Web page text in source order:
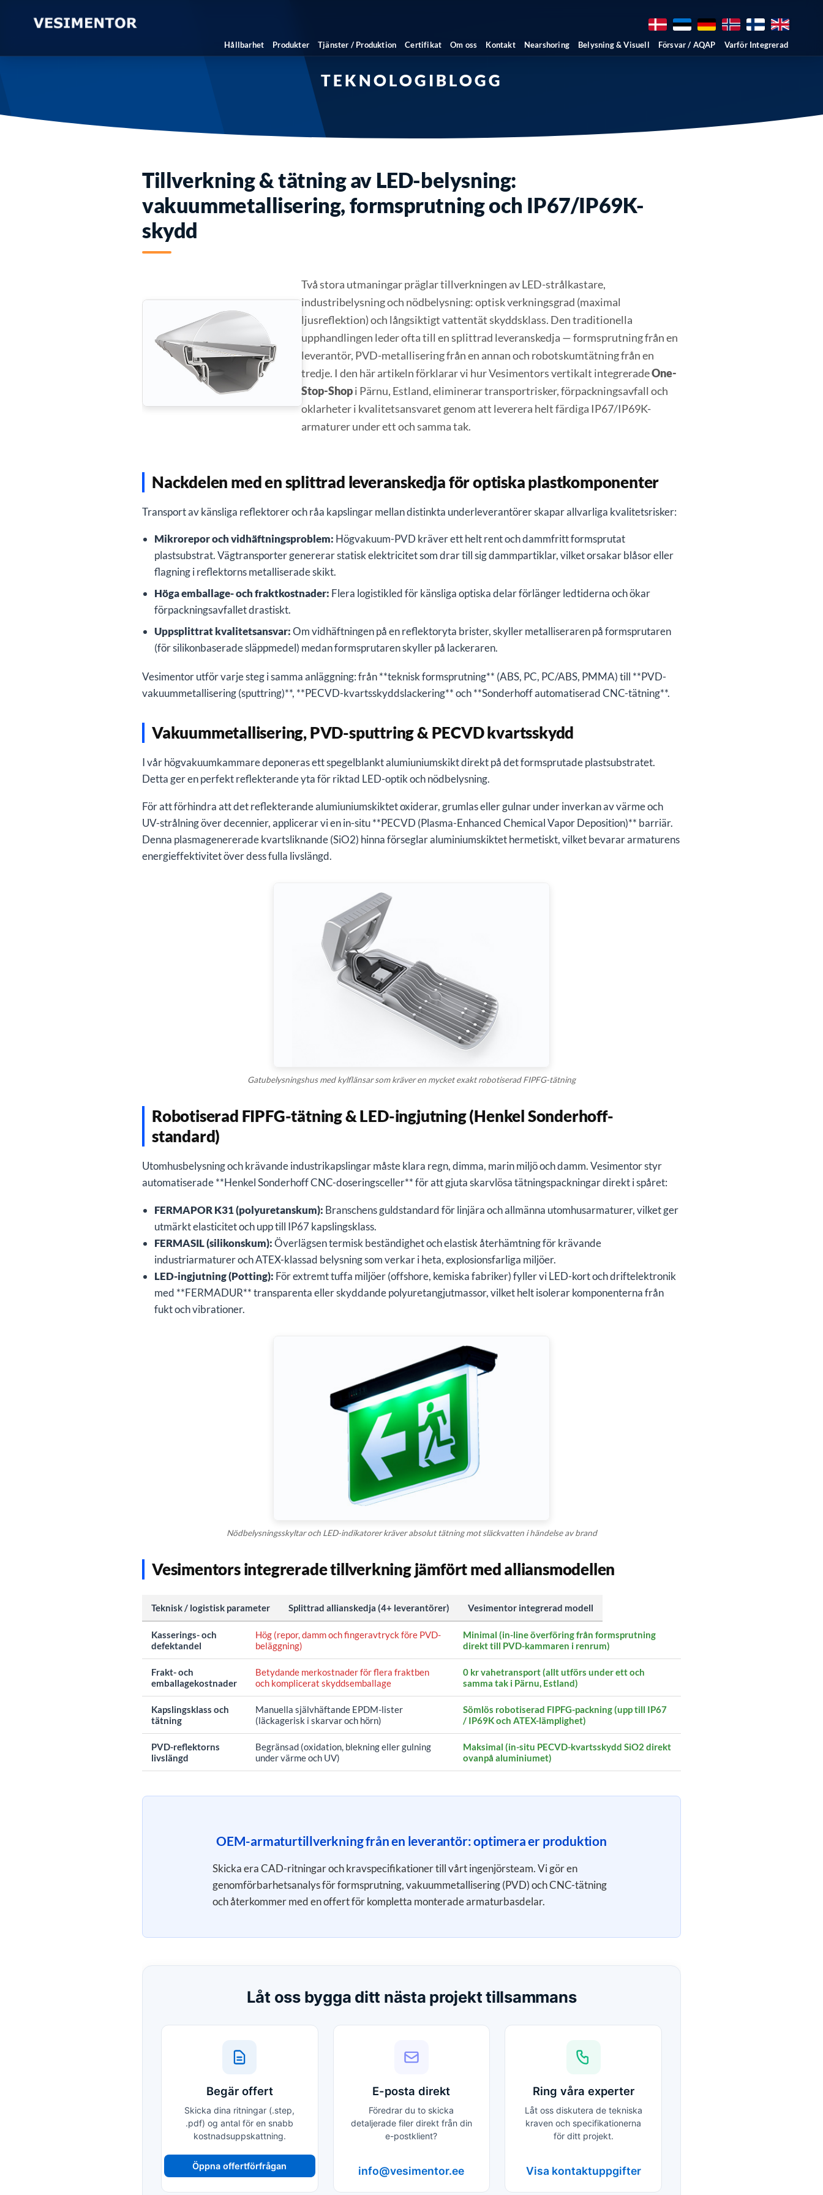
Hållbarhet Produkter Tjänster / Produktion Certifikat Om oss Kontakt Nearshoring Belysning & Visuell Försvar / AQAP Varför Integrerad
TEKNOLOGIBLOGG
Tillverkning & tätning av LED-belysning:
vakuummetallisering, formsprutning och IP67/IP69K-
skydd
Två stora utmaningar präglar tillverkningen av LED-strålkastare,
industribelysning och nödbelysning: optisk verkningsgrad (maximal
ljusreflektion) och långsiktigt vattentät skyddsklass. Den traditionella
upphandlingen leder ofta till en splittrad leveranskedja — formsprutning från en
leverantör, PVD-metallisering från en annan och robotskumtätning från en
tredje. I den här artikeln förklarar vi hur Vesimentors vertikalt integreradeOne-
Stop-Shopi Pärnu, Estland, eliminerar transportrisker, förpackningsavfall och
oklarheter i kvalitetsansvaret genom att leverera helt färdiga IP67/IP69K-
armaturer under ett och samma tak.
Nackdelen med en splittrad leveranskedja för optiska plastkomponenter
Transport av känsliga reflektorer och råa kapslingar mellan distinkta underleverantörer skapar allvarliga kvalitetsrisker:
Mikrorepor och vidhäftningsproblem: Högvakuum-PVD kräver ett helt rent och dammfritt formsprutat
plastsubstrat. Vägtransporter genererar statisk elektricitet som drar till sig dammpartiklar, vilket orsakar blåsor eller
flagning i reflektorns metalliserade skikt.
Höga emballage- och fraktkostnader: Flera logistikled för känsliga optiska delar förlänger ledtiderna och ökar
förpackningsavfallet drastiskt.
Uppsplittrat kvalitetsansvar:Om vidhäftningen på en reflektoryta brister, skyller metalliseraren på formsprutaren
(för silikonbaserade släppmedel) medan formsprutaren skyller på lackeraren.
Vesimentor utför varje steg i samma anläggning: från **teknisk formsprutning** (ABS, PC, PC/ABS, PMMA) till **PVD-
vakuummetallisering (sputtring)**, **PECVD-kvartsskyddslackering** och **Sonderhoff automatiserad CNC-tätning**.
Vakuummetallisering, PVD-sputtring & PECVD kvartsskydd
I vår högvakuumkammare deponeras ett spegelblankt alumiuniumskikt direkt på det formsprutade plastsubstratet.
Detta ger en perfekt reflekterande yta för riktad LED-optik och nödbelysning.
För att förhindra att det reflekterande alumiuniumskiktet oxiderar, grumlas eller gulnar under inverkan av värme och
UV-strålning över decennier, applicerar vi en in-situ **PECVD (Plasma-Enhanced Chemical Vapor Deposition)** barriär.
Denna plasmagenererade kvartsliknande (SiO2) hinna förseglar aluminiumskiktet hermetiskt, vilket bevarar armaturens
energieffektivitet över dess fulla livslängd.
Gatubelysningshus med kylflänsar som kräver en mycket exakt robotiserad FIPFG-tätning
Robotiserad FIPFG-tätning & LED-ingjutning (Henkel Sonderhoff-
standard)
Utomhusbelysning och krävande industrikapslingar måste klara regn, dimma, marin miljö och damm. Vesimentor styr
automatiserade **Henkel Sonderhoff CNC-doseringsceller** för att gjuta skarvlösa tätningspackningar direkt i spåret:
FERMAPOR K31 (polyuretanskum): Branschens guldstandard för linjära och allmänna utomhusarmaturer, vilket ger
utmärkt elasticitet och upp till IP67 kapslingsklass.
FERMASIL (silikonskum):Överlägsen termisk beständighet och elastisk återhämtning för krävande
industriarmaturer och ATEX-klassad belysning som verkar i heta, explosionsfarliga miljöer.
LED-ingjutning (Potting): För extremt tuffa miljöer (offshore, kemiska fabriker) fyller vi LED-kort och driftelektronik
med **FERMADUR** transparenta eller skyddande polyuretangjutmassor, vilket helt isolerar komponenterna från
fukt och vibrationer.
Nödbelysningsskyltar och LED-indikatorer kräver absolut tätning mot släckvatten i händelse av brand
Vesimentors integrerade tillverkning jämfört med alliansmodellen
Teknisk / logistisk parameter Splittrad allianskedja (4+ leverantörer) Vesimentor integrerad modell
Kasserings- och
defektandel
Hög (repor, damm och fingeravtryck före PVD-
beläggning)
Minimal (in-line överföring från formsprutning
direkt till PVD-kammaren i renrum)
Frakt- och
emballagekostnader
Betydande merkostnader för flera fraktben
och komplicerat skyddsemballage
0 kr vahetransport (allt utförs under ett och
samma tak i Pärnu, Estland)
Kapslingsklass och
tätning
Manuella självhäftande EPDM-lister
(läckagerisk i skarvar och hörn)
Sömlös robotiserad FIPFG-packning (upp till IP67
/ IP69K och ATEX-lämplighet)
PVD-reflektorns
livslängd
Begränsad (oxidation, blekning eller gulning
under värme och UV)
Maksimal (in-situ PECVD-kvartsskydd SiO2 direkt
ovanpå aluminiumet)
OEM-armaturtillverkning från en leverantör: optimera er produktion
Skicka era CAD-ritningar och kravspecifikationer till vårt ingenjörsteam. Vi gör en
genomförbarhetsanalys för formsprutning, vakuummetallisering (PVD) och CNC-tätning
och återkommer med en offert för kompletta monterade armaturbasdelar.
Låt oss bygga ditt nästa projekt tillsammans
Begär offert
Skicka dina ritningar (.step,
.pdf) og antal för en snabb
kostnadsuppskattning.
Öppna offertförfrågan
E-posta direkt
Föredrar du to skicka
detaljerade filer direkt från din
e-postklient?
info@vesimentor.ee
Ring våra experter
Låt oss diskutera de tekniska
kraven och specifikationerna
för ditt projekt.
Visa kontaktuppgifter
kostnadsuppskattning.
Förfrågan / Tekniska anmärkningar
Tekniska ritningar (PDF, DWG, STEP etc.) *
Skicka förfrågan